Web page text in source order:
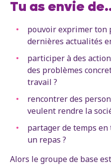
Tu as envie
pouvoir exprimer ton
dernières actualités
participer à des
des problèmes
travail ?
rencontrer des
veulent rendre la
partager de temps
un repas ?
Alors le groupe de base